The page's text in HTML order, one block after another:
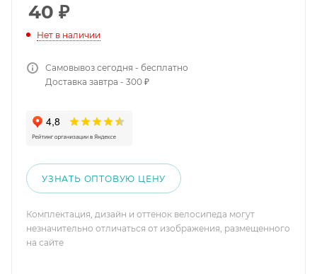
40 ₽
Нет в наличии
Самовывоз сегодня - бесплатно
Доставка завтра - 300 ₽
УЗНАТЬ ОПТОВУЮ ЦЕНУ
Комплектация, дизайн и оттенок велосипеда могут
незначительно отличаться от изображения, размещенного
на сайте